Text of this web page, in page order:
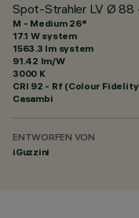
Spot-Strahler LV Ø 88
M - Medium 26°
17.1 W system
1563.3 lm system
91.42 lm/W
3000 K
CRI 92 - Rf (Colour Fidelity
Casambi
ENTWORFEN VON
iGuzzini